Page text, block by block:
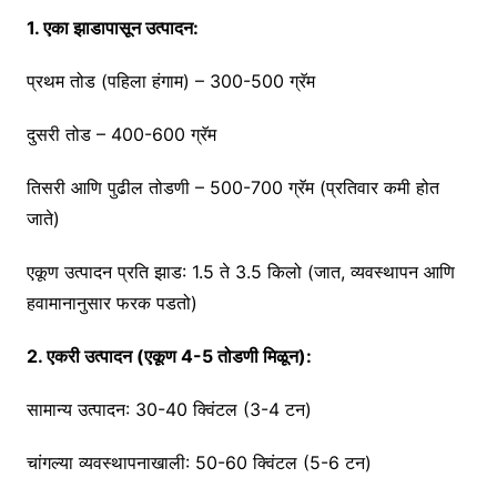
1. एका झाडापासून उत्पादन:
प्रथम तोड (पहिला हंगाम) – 300-500 ग्रॅम
दुसरी तोड – 400-600 ग्रॅम
तिसरी आणि पुढील तोडणी – 500-700 ग्रॅम (प्रतिवार कमी होत
जाते)
एकूण उत्पादन प्रति झाड: 1.5 ते 3.5 किलो (जात, व्यवस्थापन आणि
हवामानानुसार फरक पडतो)
2. एकरी उत्पादन (एकूण 4-5 तोडणी मिळून):
सामान्य उत्पादन: 30-40 क्विंटल (3-4 टन)
चांगल्या व्यवस्थापनाखाली: 50-60 क्विंटल (5-6 टन)